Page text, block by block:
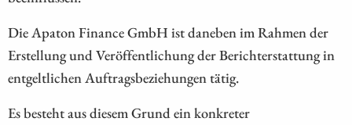
Die Apaton Finance GmbH ist daneben im Rahmen der
Erstellung und Veröffentlichung der Berichterstattung in
entgeltlichen Auftragsbeziehungen tätig.
Es besteht aus diesem Grund ein konkreter